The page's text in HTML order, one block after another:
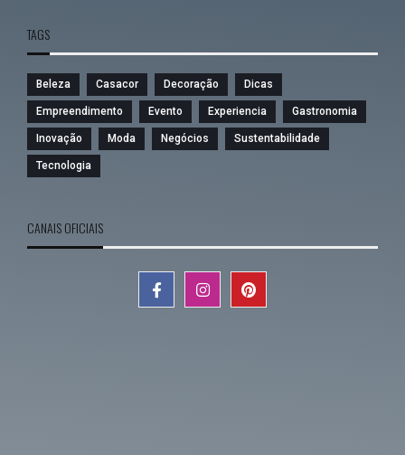
TAGS
Beleza Casacor Decoração Dicas
Empreendimento Evento Experiencia Gastronomia
Inovação Moda Negócios Sustentabilidade
Tecnologia
CANAIS OFICIAIS